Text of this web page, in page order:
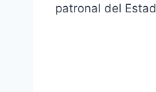
patronal del